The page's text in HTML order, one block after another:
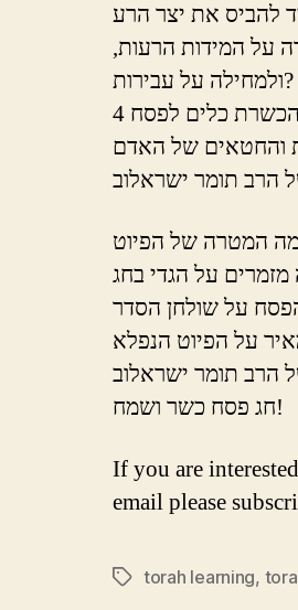
על המידות הרעות,
ולמחילה על עבירות?
המטרה של הפיוט
על הגדי בחג
חג פסח כשר ושמח!
If you are
email please
Tagstorah learning,